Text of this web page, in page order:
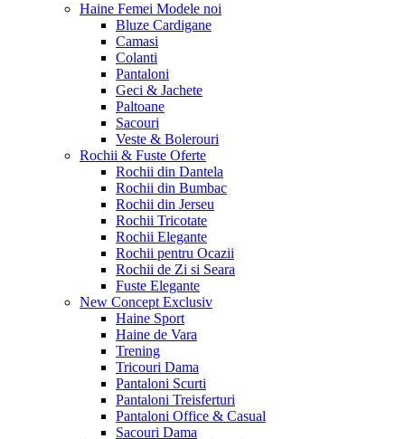
Haine Femei Modele noi
Bluze Cardigane
Camasi
Colanti
Pantaloni
Geci & Jachete
Paltoane
Sacouri
Veste & Bolerouri
Rochii & Fuste Oferte
Rochii din Dantela
Rochii din Bumbac
Rochii din Jerseu
Rochii Tricotate
Rochii Elegante
Rochii pentru Ocazii
Rochii de Zi si Seara
Fuste Elegante
New Concept Exclusiv
Haine Sport
Haine de Vara
Trening
Tricouri Dama
Pantaloni Scurti
Pantaloni Treisferturi
Pantaloni Office & Casual
Sacouri Dama